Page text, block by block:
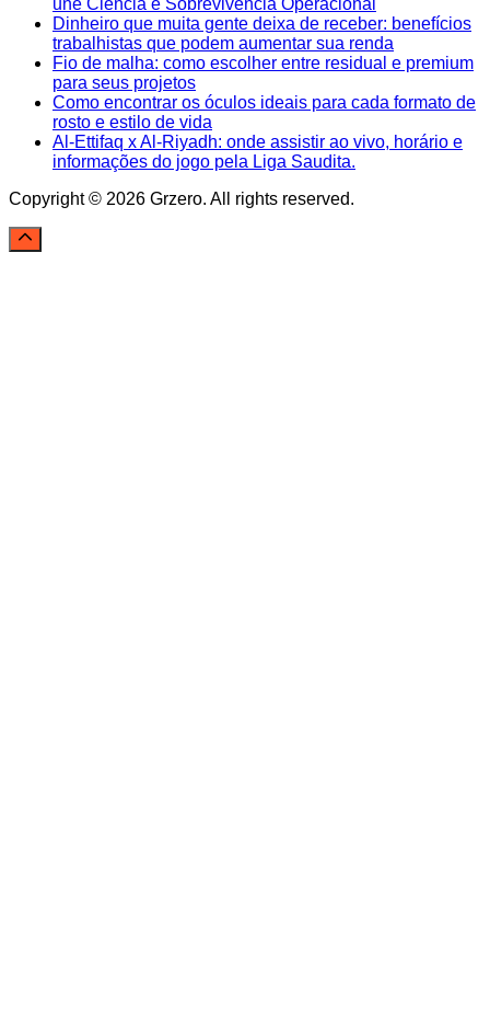
Dinheiro que muita gente deixa de receber: benefícios
trabalhistas que podem aumentar sua renda
Fio de malha: como escolher entre residual e premium
para seus projetos
Como encontrar os óculos ideais para cada formato de
rosto e estilo de vida
Al-Ettifaq x Al-Riyadh: onde assistir ao vivo, horário e
informações do jogo pela Liga Saudita.
Copyright © 2026 Grzero. All rights reserved.